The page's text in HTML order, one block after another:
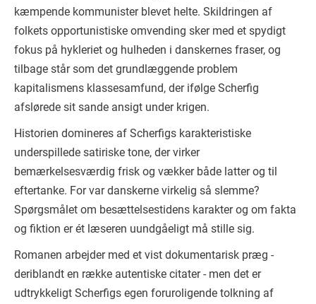
kæmpende kommunister blevet helte. Skildringen af
folkets opportunistiske omvending sker med et spydigt
fokus på hykleriet og hulheden i danskernes fraser, og
tilbage står som det grundlæggende problem
kapitalismens klassesamfund, der ifølge Scherfig
afslørede sit sande ansigt under krigen.
Historien domineres af Scherfigs karakteristiske
underspillede satiriske tone, der virker
bemærkelsesværdig frisk og vækker både latter og til
eftertanke. For var danskerne virkelig så slemme?
Spørgsmålet om besættelsestidens karakter og om fakta
og fiktion er ét læseren uundgåeligt må stille sig.
Romanen arbejder med et vist dokumentarisk præg -
deriblandt en række autentiske citater - men det er
udtrykkeligt Scherfigs egen foruroligende tolkning af